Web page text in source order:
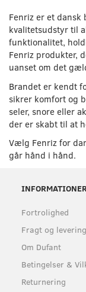
Fenriz er et dansk
kvalitetsudstyr til
funktionalitet,
Fenriz produkter,
uanset om det
Brandet er kendt
sikrer komfort og
seler, snore eller
der er skabt til at
Vælg Fenriz for
går hånd i hånd.
INFORMATIONER
Fortrolighed
Fragt og levering
Om Dufant
Betingelser &
Returnering